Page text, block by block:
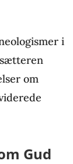
i
om
Gud